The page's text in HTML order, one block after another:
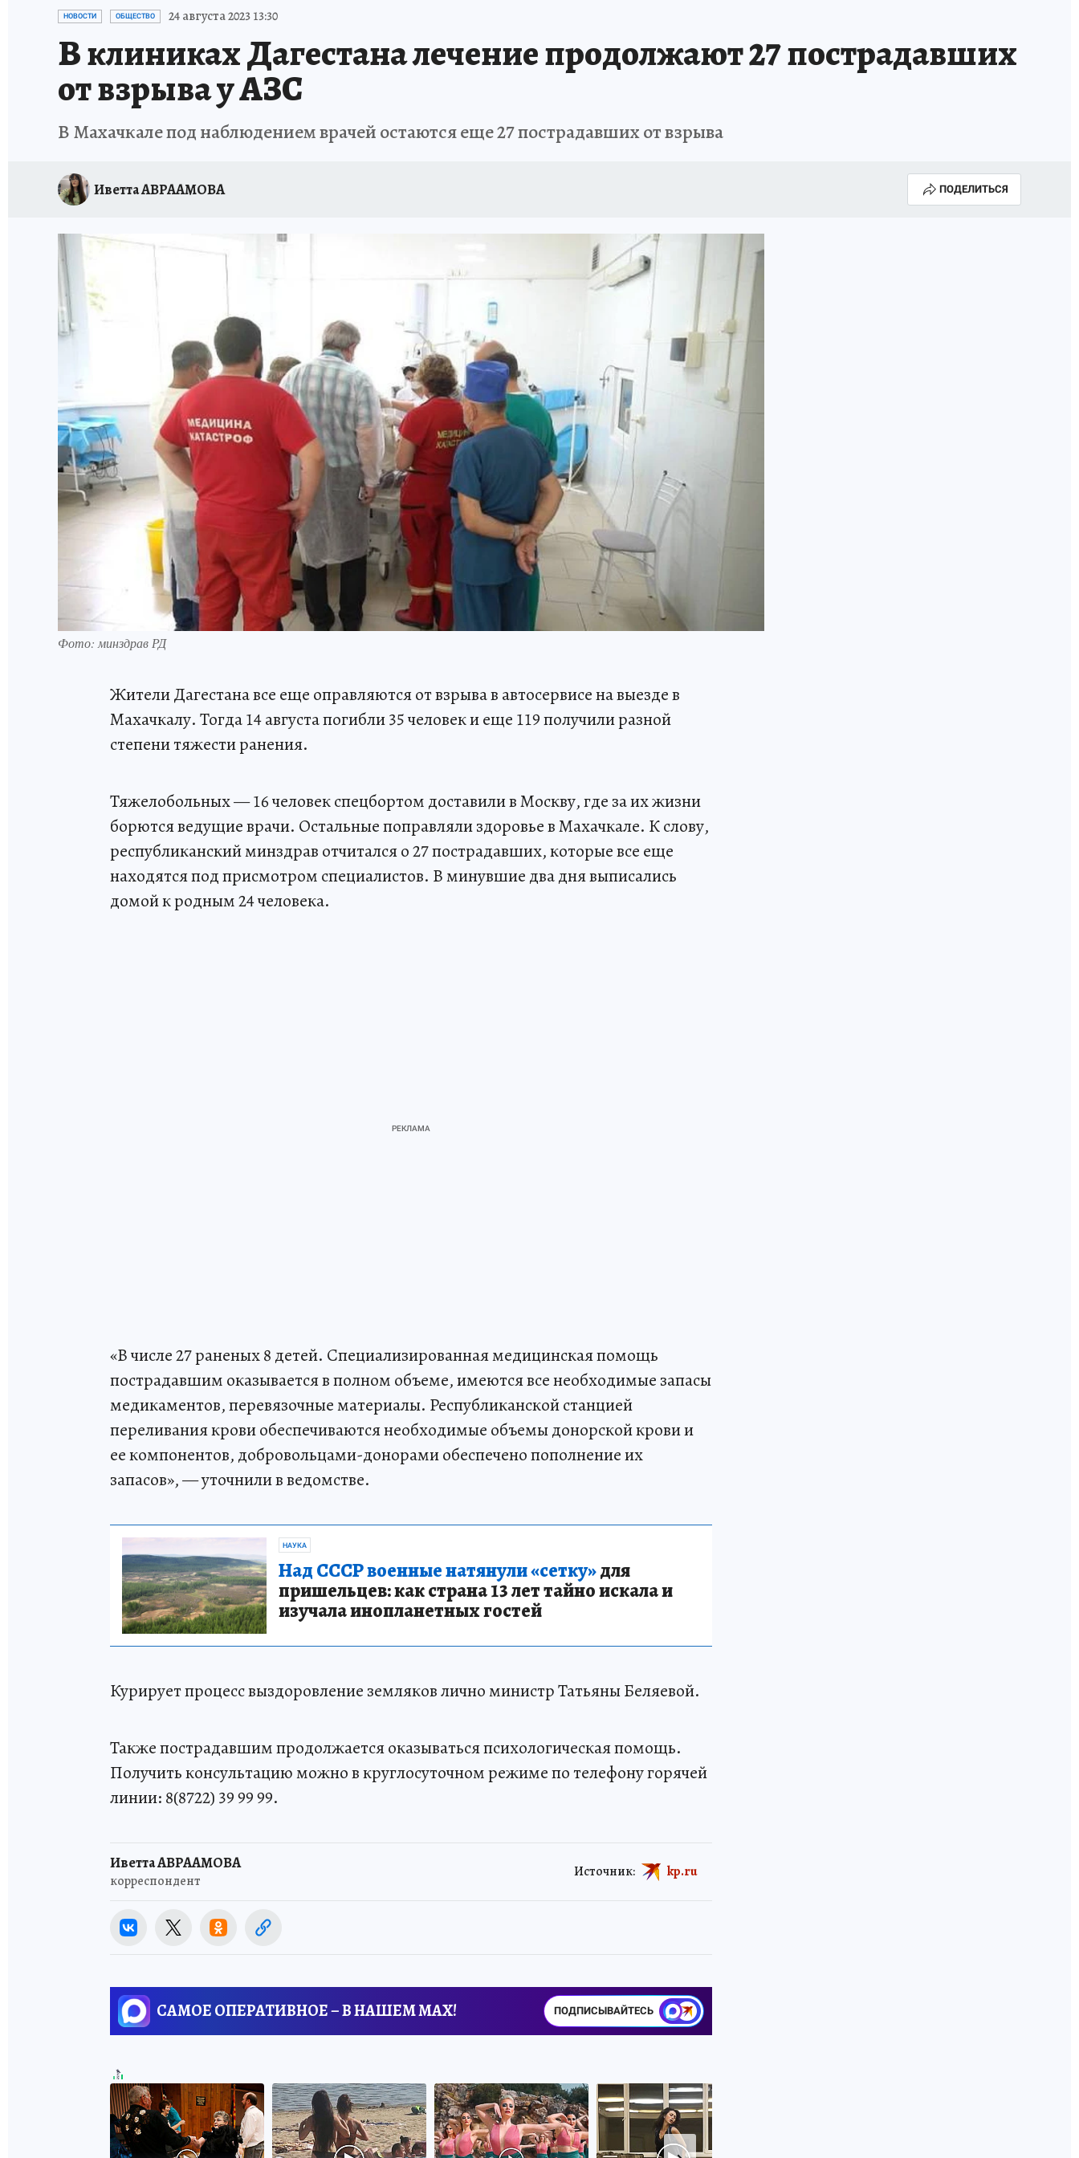
ЗАПОВЕДНАЯ РОССИЯ ПРОИСШЕСТВИЯ
НОВОСТИ ОБЩЕСТВО 24 августа 2023 13:30
В клиниках Дагестана лечение продолжают 27 пострадавших
от взрыва у АЗС
В Махачкале под наблюдением врачей остаются еще 27 пострадавших от взрыва
Иветта АВРААМОВА ПОДЕЛИТЬСЯ
Фото: минздрав РД
Жители Дагестана все еще оправляются от взрыва в автосервисе на выезде в
Махачкалу. Тогда 14 августа погибли 35 человек и еще 119 получили разной
степени тяжести ранения.
Тяжелобольных — 16 человек спецбортом доставили в Москву, где за их жизни
борются ведущие врачи. Остальные поправляли здоровье в Махачкале. К слову,
республиканский минздрав отчитался о 27 пострадавших, которые все еще
находятся под присмотром специалистов. В минувшие два дня выписались
домой к родным 24 человека.
«В числе 27 раненых 8 детей. Специализированная медицинская помощь
пострадавшим оказывается в полном объеме, имеются все необходимые запасы
медикаментов, перевязочные материалы. Республиканской станцией
переливания крови обеспечиваются необходимые объемы донорской крови и
ее компонентов, добровольцами-донорами обеспечено пополнение их
запасов», — уточнили в ведомстве.
НАУКА
Над СССР военные натянули «сетку»для
пришельцев: как страна 13 лет тайно искала и
изучала инопланетных гостей
Курирует процесс выздоровление земляков лично министр Татьяны Беляевой.
Также пострадавшим продолжается оказываться психологическая помощь.
Получить консультацию можно в круглосуточном режиме по телефону горячей
линии: 8(8722) 39 99 99.
Иветта АВРААМОВА
корреспондент
Источник: kp.ru
САМОЕ ОПЕРАТИВНОЕ – В НАШЕМ MAX! ПОДПИСЫВАЙТЕСЬ